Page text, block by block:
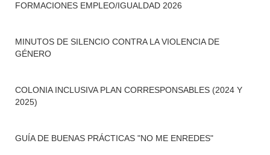
FORMACIONES EMPLEO/IGUALDAD 2026
MINUTOS DE SILENCIO CONTRA LA VIOLENCIA DE
GÉNERO
COLONIA INCLUSIVA PLAN CORRESPONSABLES (2024 Y
2025)
GUÍA DE BUENAS PRÁCTICAS "NO ME ENREDES"